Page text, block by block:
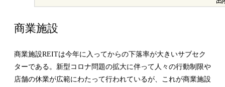
商業施設
商業施設REITは今年に入ってからの下落率が大きいサブセク
ターである。新型コロナ問題の拡大に伴って人々の行動制限や
店舗の休業が広範にわたって行われているが、これが商業施設